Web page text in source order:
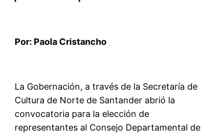
Por: Paola Cristancho
La Gobernación, a través de la Secretaría de
Cultura de Norte de Santander abrió la
convocatoria para la elección de
representantes al Consejo Departamental de